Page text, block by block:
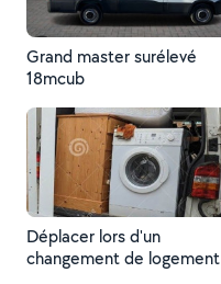
Grand master surélevé
18mcub
Déplacer lors d'un
changement de logement